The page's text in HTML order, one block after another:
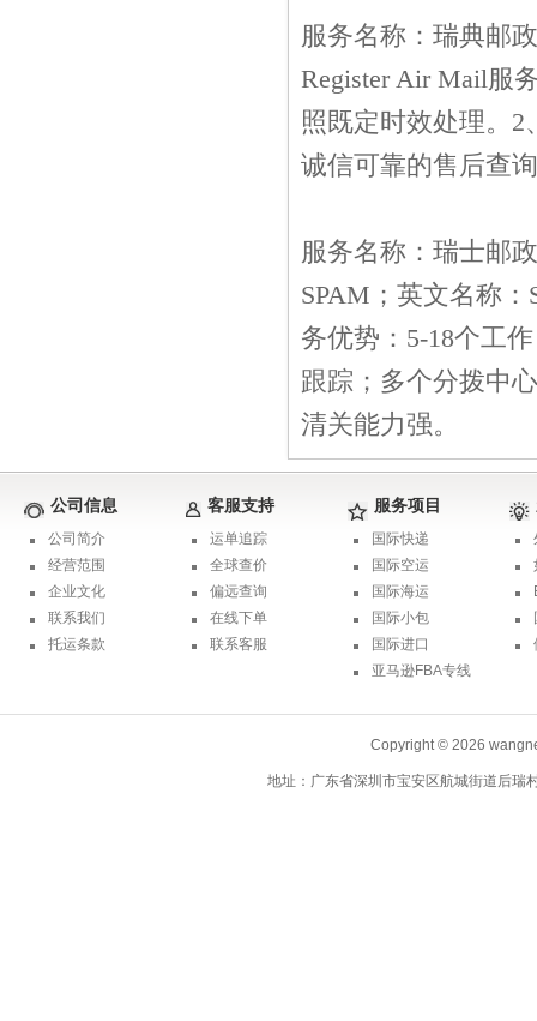
服务名称：瑞典邮
Register Air Mail服
照既定时效处理。
诚信可靠的售后查
服务名称：瑞士邮
SPAM；英文名称：
务优势：5-18个工
跟踪；多个分拨中
清关能力强。
公司信息
公司简介
经营范围
企业文化
联系我们
托运条款
客服支持
运单追踪
全球查价
偏远查询
在线下单
联系客服
服务项目
国际快递
国际空运
国际海运
国际小包
国际进口
亚马逊FBA专线
Copyright © 2026
地址：广东省深圳市宝安区航城街道后